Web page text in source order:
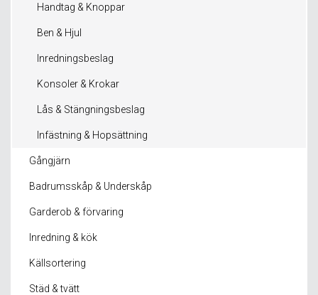
Handtag & Knoppar
Ben & Hjul
Inredningsbeslag
Konsoler & Krokar
Lås & Stängningsbeslag
Infästning & Hopsättning
Gångjärn
Badrumsskåp & Underskåp
Garderob & förvaring
Inredning & kök
Källsortering
Städ & tvätt